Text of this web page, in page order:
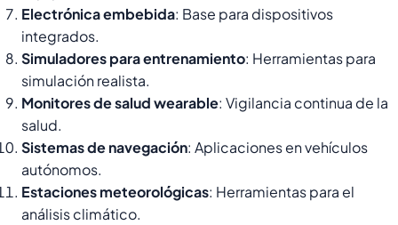
Electrónica embebida: Base para dispositivos
integrados.
Simuladores para entrenamiento: Herramientas para
simulación realista.
Monitores de salud wearable: Vigilancia continua de la
salud.
Sistemas de navegación: Aplicaciones en vehículos
autónomos.
Estaciones meteorológicas: Herramientas para el
análisis climático.